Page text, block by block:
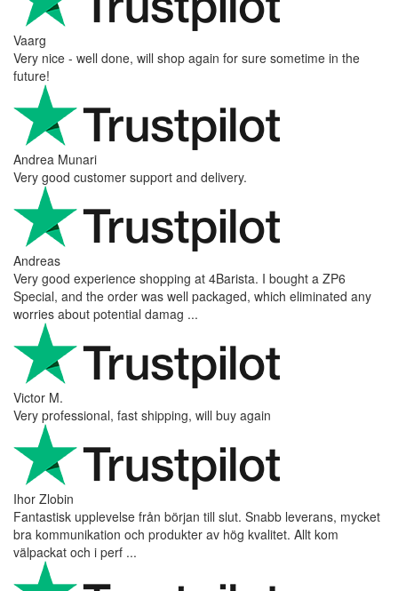
Vaarg
Very nice - well done, will shop again for sure sometime in the
future!
Andrea Munari
Very good customer support and delivery.
Andreas
Very good experience shopping at 4Barista. I bought a ZP6
Special, and the order was well packaged, which eliminated any
worries about potential damag ...
Victor M.
Very professional, fast shipping, will buy again
Ihor Zlobin
Fantastisk upplevelse från början till slut. Snabb leverans, mycket
bra kommunikation och produkter av hög kvalitet. Allt kom
välpackat och i perf ...